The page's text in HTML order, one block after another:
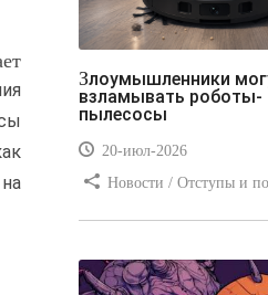
Злоумышленники могут
взламывать роботы-
пылесосы
20-июл-2026
Новости / Отступы и
/ Текст / Цвет / Видео